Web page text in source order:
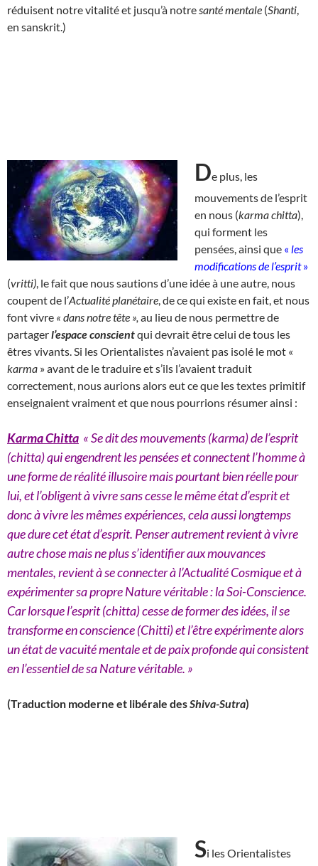
réduisent notre vitalité et jusqu’à notre santé mentale (Shanti
en sanskrit.)
De plus, les
mouvements de l’esprit
en nous (karma chitta),
qui forment les
pensées, ainsi que « les
modifications de l’esprit»
(vritti) , le fait que nous sautions d’une idée à une autre, nous
coupent de l’Actualité planétaire , de ce qui existe en fait, et nous
font vivre « dans notre tête », au lieu de nous permettre de
partagerl’espace conscientqui devrait être celui de tous les
êtres vivants. Si les Orientalistes n’avaient pas isolé le mot «
karma » avant de le traduire et s’ils l’avaient traduit
correctement, nous aurions alors eut ce que les textes primitif
enseignaient vraiment et que nous pourrions résumer ainsi :
Karma Chitta « Se dit des mouvements (karma) de l’esprit
(chitta) qui engendrent les pensées et connectent l’homme à
une forme de réalité illusoire mais pourtant bien réelle pour
lui, et l’obligent à vivre sans cesse le même état d’esprit et
donc à vivre les mêmes expériences, cela aussi longtemps
que dure cet état d’esprit. Penser autrement revient à vivre
autre chose mais ne plus s’identifier aux mouvances
mentales, revient à se connecter à l’Actualité Cosmique et à
expérimenter sa propre Nature véritable : la Soi-Conscience.
Car lorsque l’esprit (chitta) cesse de former des idées, il se
transforme en conscience (Chitti) et l’être expérimente alors
un état de vacuité mentale et de paix profonde qui consistent
en l’essentiel de sa Nature véritable. »
(Traduction moderne et libérale desShiva-Sutra)
Si les Orientalistes